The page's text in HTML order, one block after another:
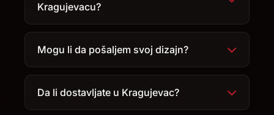
Kragujevacu?
Mogu li da pošaljem svoj dizajn?
Da li dostavljate u Kragujevac?